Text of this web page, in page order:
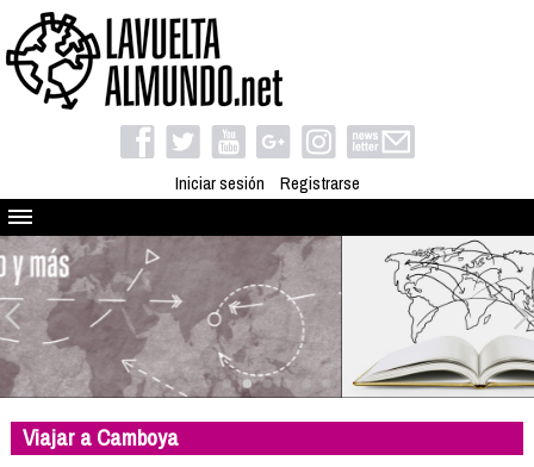
Iniciar sesión Registrarse
Quienes somos
El proyecto
Blog
Viaja con nosotros
Camino solidario
Libros
Viajar a Camboya